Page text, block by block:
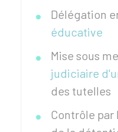
Délégation
éducative
Mise sous
judiciaire
des tutelles
Contrôle